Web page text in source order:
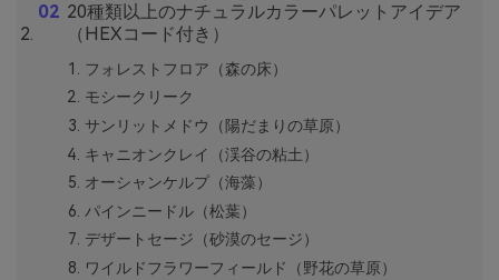
20種類以上のナチュラルカラーパレットアイデア
（HEXコード付き）
フォレストフロア（森の床）
モシークリーク
サンリットメドウ（陽だまりの草原）
キャニオンクレイ（渓谷の粘土）
オーシャンケルプ（海藻）
パインニードル（松葉）
デザートセージ（砂漠のセージ）
ワイルドフラワーフィールド（野花の草原）